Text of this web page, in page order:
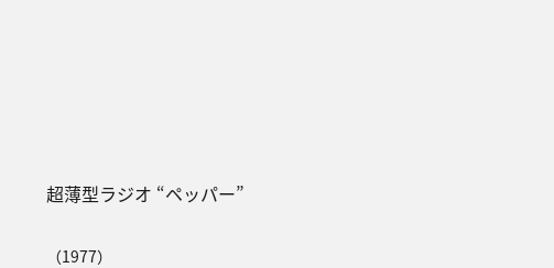
超薄型ラジオ “ペッパー”
（1977）